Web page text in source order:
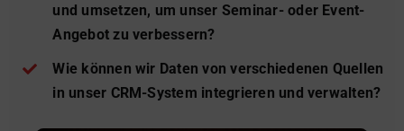
und umsetzen, um unser Seminar- oder Event-
Angebot zu verbessern?
Wie können wir Daten von verschiedenen Quellen
in unser CRM-System integrieren und verwalten?